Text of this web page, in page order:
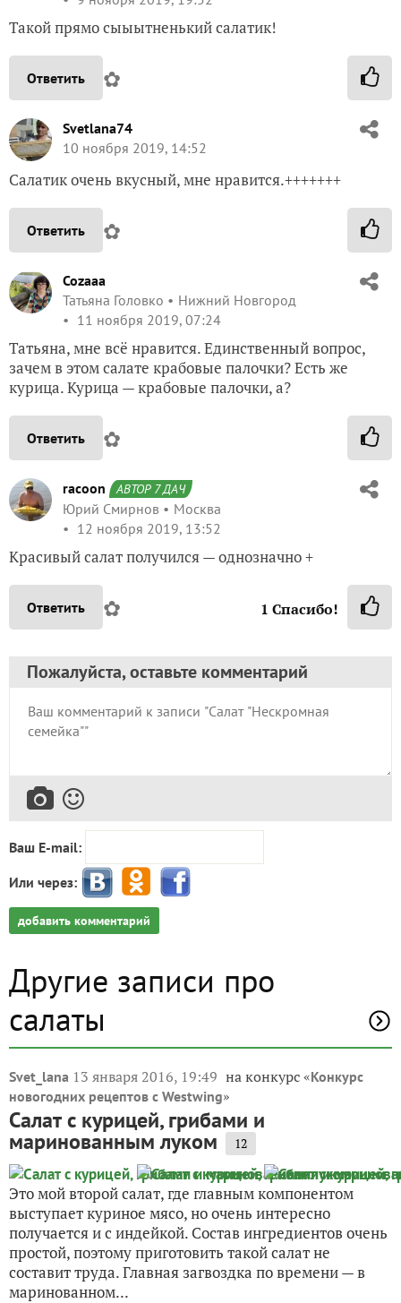
Такой прямо сыыытненький салатик!
Ответить ✿
Svetlana74
10 ноября 2019, 14:52
Салатик очень вкусный, мне нравится.+++++++
Ответить ✿
Cozaaa
Татьяна Головко
Нижний Новгород
11 ноября 2019, 07:24
Татьяна, мне всё нравится. Единственный вопрос,
зачем в этом салате крабовые палочки? Есть же
курица. Курица — крабовые палочки, а?
Ответить ✿
racoon АВТОР 7 ДАЧ
Юрий Смирнов
Москва
12 ноября 2019, 13:52
Красивый салат получился — однозначно +
Ответить ✿ 1 Спасибо!
Пожалуйста, оставьте комментарий
Ваш E-mail:
Или через:
добавить комментарий
Другие записи про
салаты
Svet_lana 13 января 2016, 19:49 на конкурс «Конкурс
новогодних рецептов с Westwing»
Салат с курицей, грибами и
маринованным луком 12
Это мой второй салат, где главным компонентом
выступает куриное мясо, но очень интересно
получается и с индейкой. Состав ингредиентов очень
простой, поэтому приготовить такой салат не
составит труда. Главная загвоздка по времени — в
маринованном...